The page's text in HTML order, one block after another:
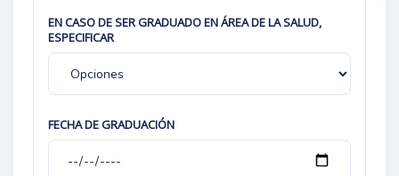
EN CASO DE SER GRADUADO EN ÁREA DE LA SALUD,
ESPECIFICAR
FECHA DE GRADUACIÓN